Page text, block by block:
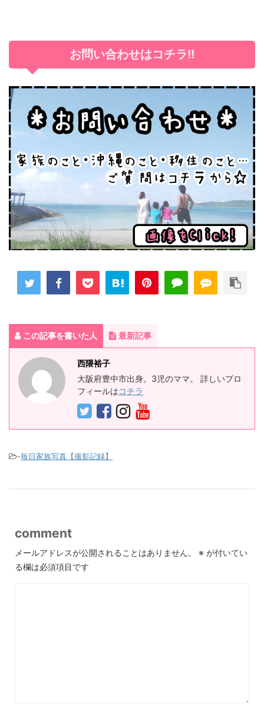
お問い合わせはコチラ!!
この記事を書いた人 最新記事
西隈裕子
大阪府豊中市出身。3児のママ。 詳しいプロ
フィールはコチラ
-毎日家族写真【撮影記録】
comment
メールアドレスが公開されることはありません。 ※ が付いてい
る欄は必須項目です